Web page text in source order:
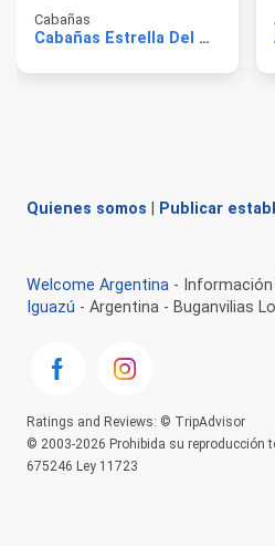
Cabañas
Cabañas Estrella Del Monte
Quienes somos Publicar
Welcome Argentina -
Iguazú - Argentina - Buganvilias
Ratings and Reviews: © TripAdvisor
© 2003-2026 Prohibida su reproducción
675246 Ley 11723